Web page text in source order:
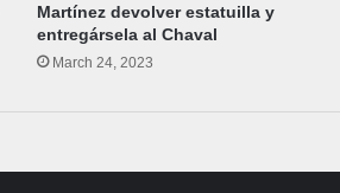
Martínez devolver estatuilla y
entregársela al Chaval
March 24, 2023